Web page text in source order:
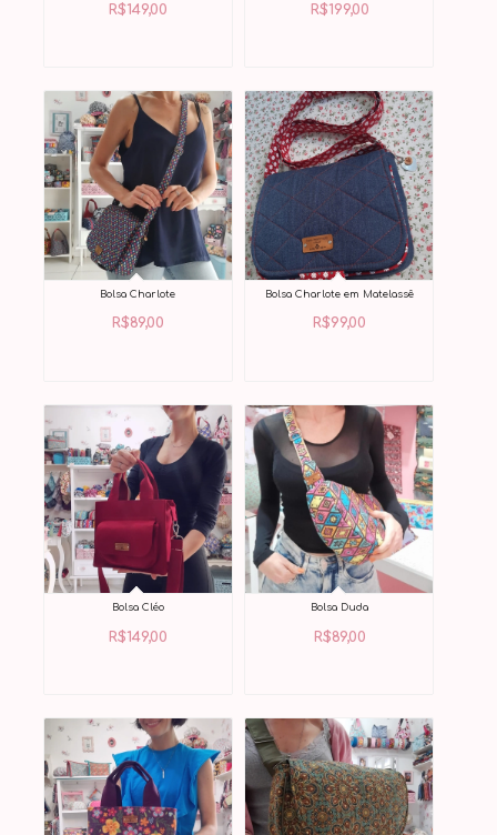
R$149,00 R$199,00
Bolsa Charlote
R$89,00
Bolsa Charlote em Matelassê
R$99,00
Bolsa Cléo
R$149,00
Bolsa Duda
R$89,00